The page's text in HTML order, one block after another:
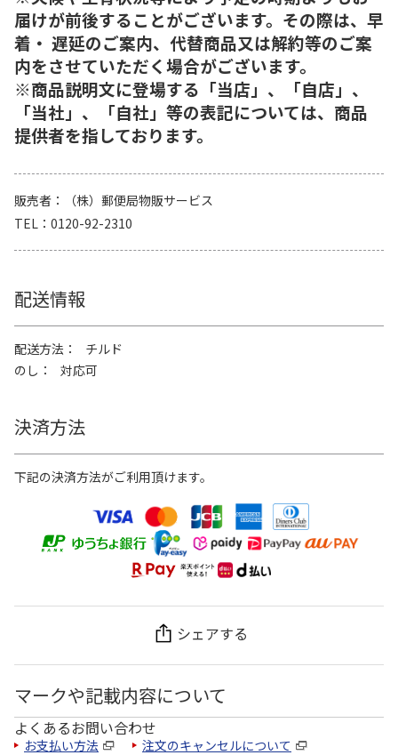
届けが前後することがございます。その際は、早
着・ 遅延のご案内、代替商品又は解約等のご案
内をさせていただく場合がございます。
※商品説明文に登場する「当店」、「自店」、
「当社」、「自社」等の表記については、商品
提供者を指しております。
販売者
（株）郵便局物販サービス
TEL
0120-92-2310
配送情報
配送方法
チルド
のし
対応可
決済方法
下記の決済方法がご利用頂けます。
シェアする
マークや記載内容について
よくあるお問い合わせ
お支払い方法 注文のキャンセルについて